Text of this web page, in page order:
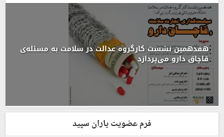
هفدهمین نشست کارگروه عدالت در سلامت به مسئله‌ی
قاچاق دارو می‌پردازد
فرم عضویت یاران سپید